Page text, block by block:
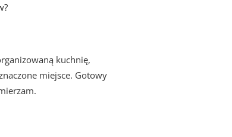
kuchnię,
miejsce. Gotowy